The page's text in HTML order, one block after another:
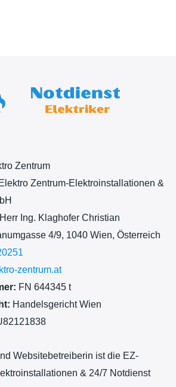
Zentrum
Zentrum-Elektroinstallationen &
Herr Ing. Klaghofer Christian
4/9, 1040 Wien, Österreich
zentrum.at
FN 644345 t
Handelsgericht Wien
Websitebetreiberin ist die EZ-
& 24/7 Notdienst